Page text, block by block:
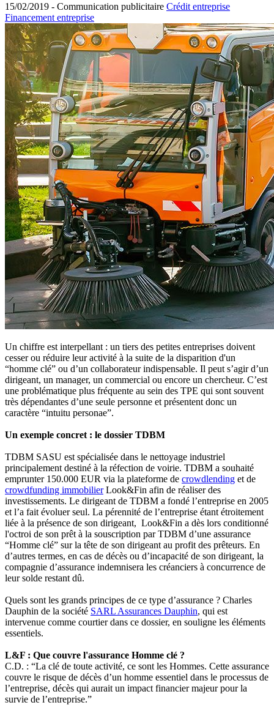
15/02/2019 - Communication publicitaire Crédit entreprise
Financement entreprise
Un chiffre est interpellant : un tiers des petites entreprises doivent
cesser ou réduire leur activité à la suite de la disparition d'un
“homme clé” ou d’un collaborateur indispensable. Il peut s’agir d’un
dirigeant, un manager, un commercial ou encore un chercheur. C’est
une problématique plus fréquente au sein des TPE qui sont souvent
très dépendantes d’une seule personne et présentent donc un
caractère “intuitu personae”.
Un exemple concret : le dossier TDBM
TDBM SASU est spécialisée dans le nettoyage industriel
principalement destiné à la réfection de voirie. TDBM a souhaité
emprunter 150.000 EUR via la plateforme de crowdlending et de
crowdfunding immobilierLook&Fin afin de réaliser des
investissements. Le dirigeant de TDBM a fondé l’entreprise en 2005
et l’a fait évoluer seul. La pérennité de l’entreprise étant étroitement
liée à la présence de son dirigeant, Look&Fin a dès lors conditionné
l'octroi de son prêt à la souscription par TDBM d’une assurance
“Homme clé” sur la tête de son dirigeant au profit des prêteurs. En
d’autres termes, en cas de décès ou d’incapacité de son dirigeant, la
compagnie d’assurance indemnisera les créanciers à concurrence de
leur solde restant dû.
Quels sont les grands principes de ce type d’assurance ? Charles
Dauphin de la société SARL Assurances Dauphin, qui est
intervenue comme courtier dans ce dossier, en souligne les éléments
essentiels.
L&F : Que couvre l'assurance Homme clé ?
C.D. : “La clé de toute activité, ce sont les Hommes. Cette assurance
couvre le risque de décès d’un homme essentiel dans le processus de
l’entreprise, décès qui aurait un impact financier majeur pour la
survie de l’entreprise.”